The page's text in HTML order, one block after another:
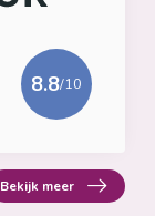
8.8/10
Bekijk meer